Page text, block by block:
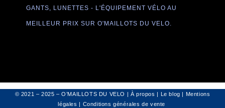
GANTS, LUNETTES - L'ÉQUIPEMENT VÉLO AU
MEILLEUR PRIX SUR O'MAILLOTS DU VELO.
© 2021 – 2025 – O’MAILLOTS DU VELO | À propos | Le blog | Mentions
légales | Conditions générales de vente